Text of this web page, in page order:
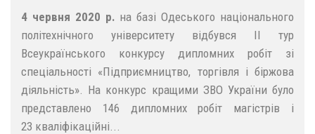
4 червня 2020 р. на базі Одеського національного
політехнічного університету відбувся ІІ тур
Всеукраїнського конкурсу дипломних робіт зі
спеціальності «Підприємництво, торгівля і біржова
діяльність». На конкурс кращими ЗВО України було
представлено 146 дипломних робіт магістрів і
23 кваліфікаційні...